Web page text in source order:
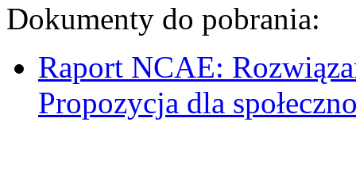
Dokumenty do pobrania:
Raport NCAE:
Propozycja dla